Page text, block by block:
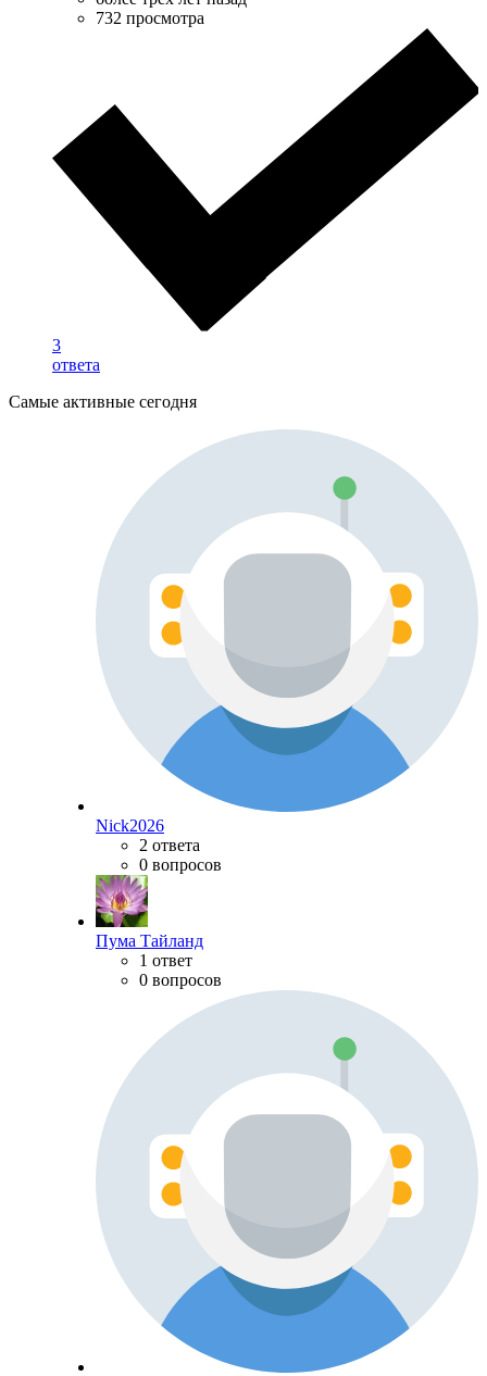
732 просмотра
3
ответа
Самые активные сегодня
Nick2026
2 ответа
0 вопросов
Пума Тайланд
1 ответ
0 вопросов